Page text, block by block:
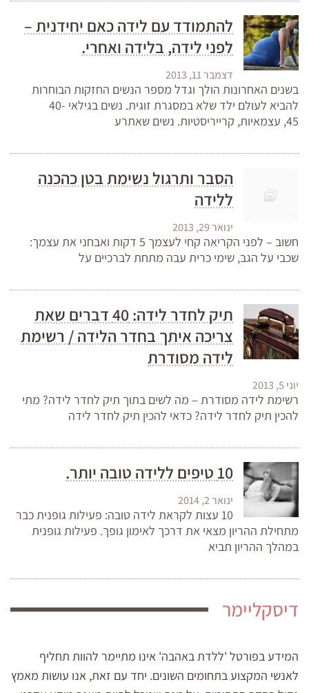
להתמודד עם לידה כאם יחידנית –
לפני לידה, בלידה ואחרי.
דצמבר 11, 2013
בשנים האחרונות הולך וגדל מספר הנשים החזקות הבוחרות
להביא לעולם ילד שלא במסגרת זוגית. נשים בגילאי 40-
45, עצמאיות, קרייריסטיות. נשים שאתרע
הסבר ותרגול נשימת בטן כהכנה
ללידה
ינואר 29, 2013
חשוב – לפני הקריאה קחי לעצמך 5 דקות ואבחני את עצמך:
שכבי על הגב, שימי כרית עבה מתחת לברכיים על
תיק לחדר לידה: 40 דברים שאת
צריכה איתך בחדר הלידה / רשימת
לידה מסודרת
יוני 5, 2013
רשימת לידה מסודרת – מה לשים בתוך תיק לחדר לידה? מתי
להכין תיק לחדר לידה? כדאי להכין תיק לחדר לידה
10 טיפים ללידה טובה יותר.
ינואר 2, 2014
10 עצות לקראת לידה טובה: פעילות גופנית כבר
מתחילת ההריון מצאי את דרכך לאימון גופך. פעילות גופנית
במהלך ההריון תביא
דיסקליימר
המידע בפורטל 'ללדת באהבה' אינו מתיימר להוות תחליף
לאנשי המקצוע בתחומים השונים. יחד עם זאת, אנו עושות מאמץ